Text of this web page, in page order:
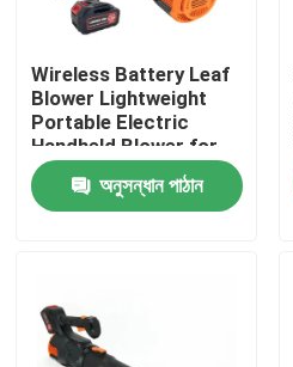
বাড়ি
ভিডিও
Wireless Battery Leaf
Blower Lightweight
Portable Electric
Handheld Blower for
Yard and Driveway
অনুসন্ধান পাঠান